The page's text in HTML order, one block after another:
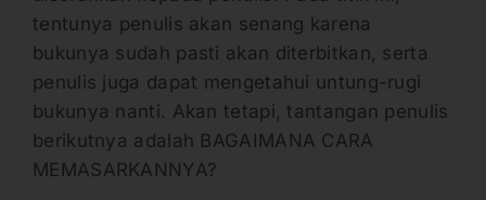
tentunya penulis akan senang karena
bukunya sudah pasti akan diterbitkan, serta
penulis juga dapat mengetahui untung-rugi
bukunya nanti. Akan tetapi, tantangan penulis
berikutnya adalah BAGAIMANA CARA
MEMASARKANNYA?